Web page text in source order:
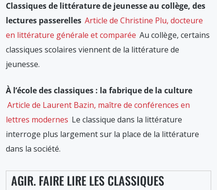
Classiques de littérature de jeunesse au collège, des
lectures passerelles Article de Christine Plu, docteure
en littérature générale et comparée Au collège, certains
classiques scolaires viennent de la littérature de
jeunesse.
À l’école des classiques : la fabrique de la culture
Article de Laurent Bazin, maître de conférences en
lettres modernes Le classique dans la littérature
interroge plus largement sur la place de la littérature
dans la société.
AGIR. FAIRE LIRE LES CLASSIQUES